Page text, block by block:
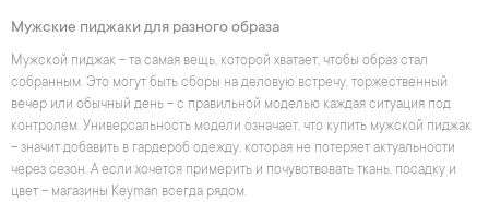
Мужские пиджаки для разного образа
Мужской пиджак – та самая вещь, которой хватает, чтобы образ стал
собранным. Это могут быть сборы на деловую встречу, торжественный
вечер или обычный день – с правильной моделью каждая ситуация под
контролем. Универсальность модели означает, что купить мужской пиджак
– значит добавить в гардероб одежду, которая не потеряет актуальности
через сезон. А если хочется примерить и почувствовать ткань, посадку и
цвет – магазины Keyman всегда рядом.